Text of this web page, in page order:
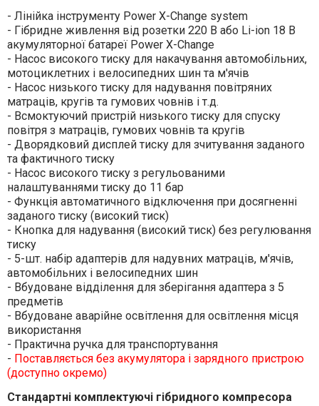
- Лінійка інструменту Power X-Change system
- Гібридне живлення від розетки 220 В або Li-ion 18 В
акумуляторної батареї Power X-Change
- Насос високого тиску для накачування автомобільних,
мотоциклетних і велосипедних шин та м'ячів
- Насос низького тиску для надування повітряних
матраців, кругів та гумових човнів і т.д.
- Всмоктуючий пристрій низького тиску для спуску
повітря з матраців, гумових човнів та кругів
- Дворядковий дисплей тиску для зчитування заданого
та фактичного тиску
- Насос високого тиску з регульованими
налаштуваннями тиску до 11 бар
- Функція автоматичного відключення при досягненні
заданого тиску (високий тиск)
- Кнопка для надування (високий тиск) без регулювання
тиску
- 5-шт. набір адаптерів для надувних матраців, м'ячів,
автомобільних і велосипедних шин
- Вбудоване відділення для зберігання адаптера з 5
предметів
- Вбудоване аварійне освітлення для освітлення місця
використання
- Практична ручка для транспортування
- Поставляється без акумулятора і зарядного пристрою
(доступно окремо)
Стандартні комплектуючі гібридного компресора